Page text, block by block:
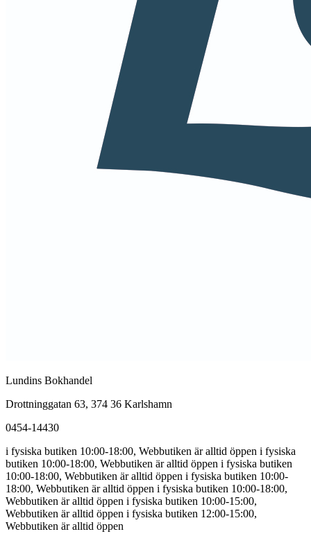
Lundins Bokhandel
Drottninggatan 63, 374 36 Karlshamn
0454-14430
i fysiska butiken 10:00-18:00, Webbutiken är alltid öppen i fysiska
butiken 10:00-18:00, Webbutiken är alltid öppen i fysiska butiken
10:00-18:00, Webbutiken är alltid öppen i fysiska butiken 10:00-
18:00, Webbutiken är alltid öppen i fysiska butiken 10:00-18:00,
Webbutiken är alltid öppen i fysiska butiken 10:00-15:00,
Webbutiken är alltid öppen i fysiska butiken 12:00-15:00,
Webbutiken är alltid öppen